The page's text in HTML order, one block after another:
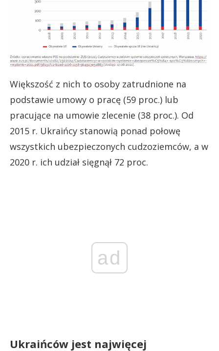
Większość z nich to osoby zatrudnione na
podstawie umowy o pracę (59 proc.) lub
pracujące na umowie zlecenie (38 proc.). Od
2015 r. Ukraińcy stanowią ponad połowę
wszystkich ubezpieczonych cudzoziemców, a w
2020 r. ich udział sięgnął 72 proc.
ad
Ukraińców jest najwięcej